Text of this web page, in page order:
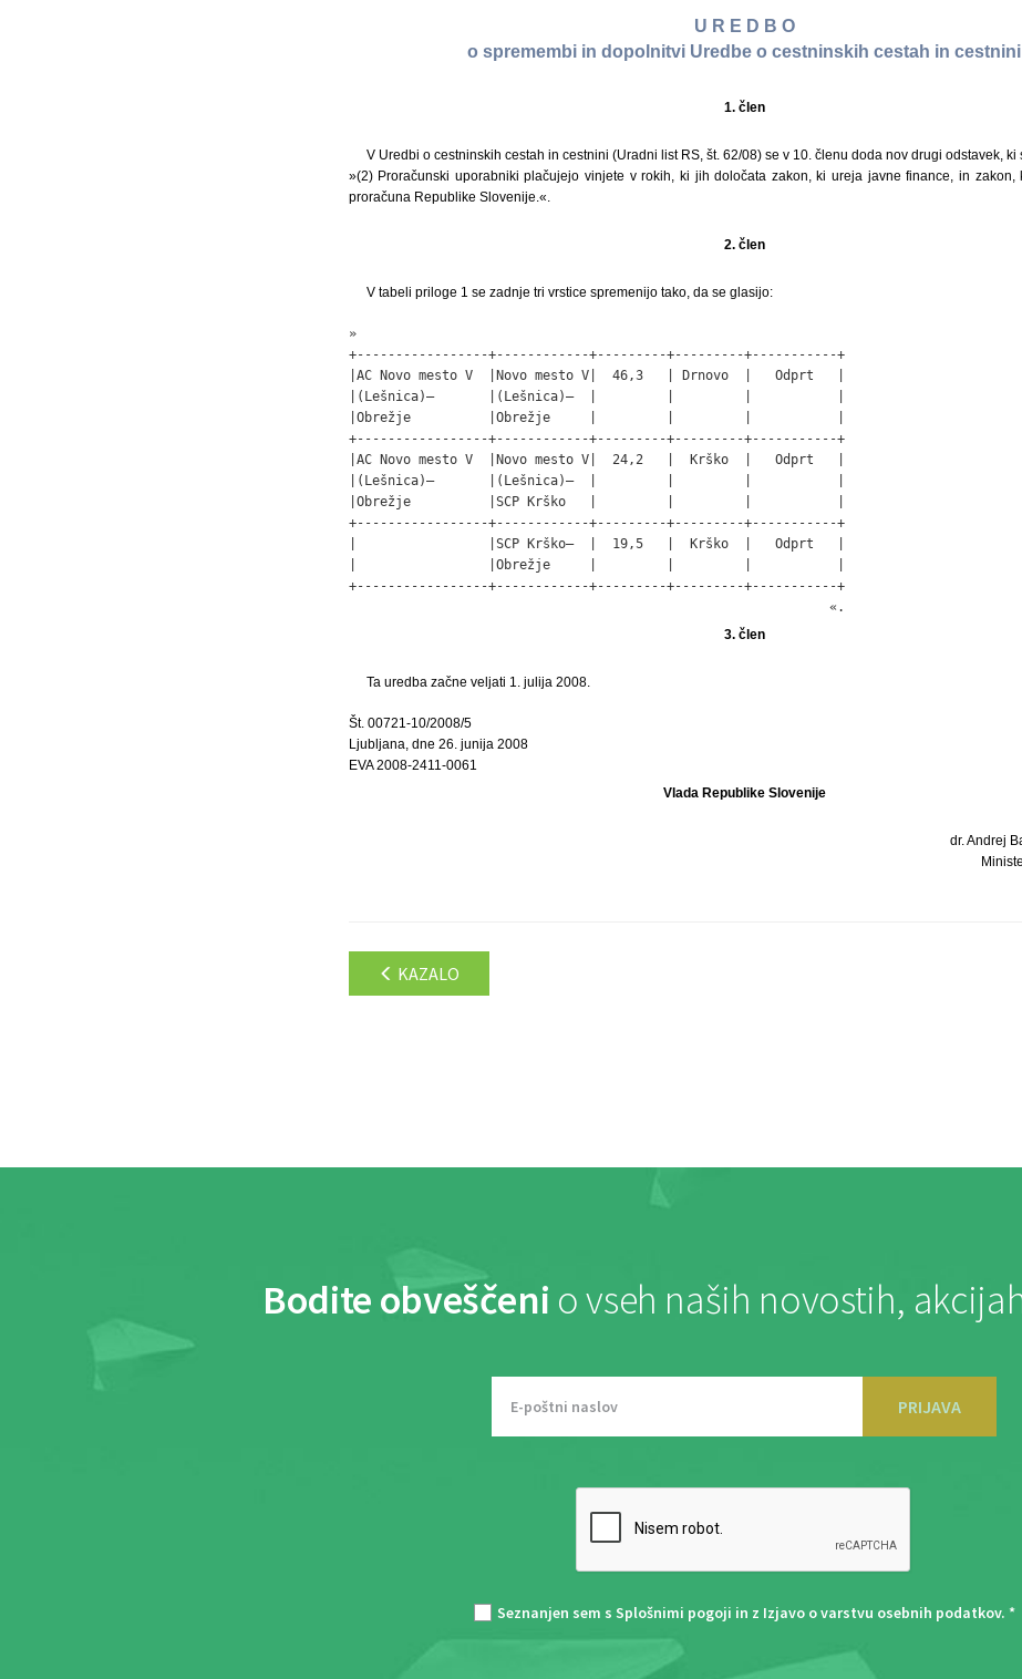
U R E D B O
o spremembi in dopolnitvi Uredbe o cestninskih cestah in cestnini
1. člen
V Uredbi o cestninskih cestah in cestnini (Uradni list RS, št. 62/08) se v 10. členu doda nov drugi odstavek, ki
»(2) Proračunski uporabniki plačujejo vinjete v rokih, ki jih določata zakon, ki ureja javne finance, in zakon,
proračuna Republike Slovenije.«.
2. člen
V tabeli priloge 1 se zadnje tri vrstice spremenijo tako, da se glasijo:
»
+-----------------+------------+---------+---------+-----------+
|AC Novo mesto V  |Novo mesto V|  46,3   | Drnovo  |   Odprt   |
|(Lešnica)–       |(Lešnica)–  |         |         |           |
|Obrežje          |Obrežje     |         |         |           |
+-----------------+------------+---------+---------+-----------+
|AC Novo mesto V  |Novo mesto V|  24,2   |  Krško  |   Odprt   |
|(Lešnica)–       |(Lešnica)–  |         |         |           |
|Obrežje          |SCP Krško   |         |         |           |
+-----------------+------------+---------+---------+-----------+
|                 |SCP Krško–  |  19,5   |  Krško  |   Odprt   |
|                 |Obrežje     |         |         |           |
+-----------------+------------+---------+---------+-----------+
                                                              «.
3. člen
Ta uredba začne veljati 1. julija 2008.
Št. 00721-10/2008/5
Ljubljana, dne 26. junija 2008
EVA 2008-2411-0061
Vlada Republike Slovenije
dr. Andrej
KAZALO
Bodite obveščeni o vseh naših novostih,
PRIJAVA
Seznanjen sem s Splošnimi pogoji in z Izjavo o varstvu osebnih podatkov. *